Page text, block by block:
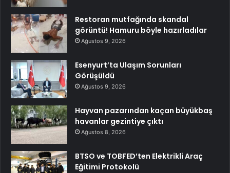
Restoran mutfağında skandal
görüntü! Hamuru böyle hazırladılar
Ağustos 9, 2026
Esenyurt’ta Ulaşım Sorunları
Görüşüldü
Ağustos 9, 2026
Hayvan pazarından kaçan büyükbaş
havanlar gezintiye çıktı
Ağustos 8, 2026
BTSO ve TOBFED’ten Elektrikli Araç
Eğitimi Protokolü